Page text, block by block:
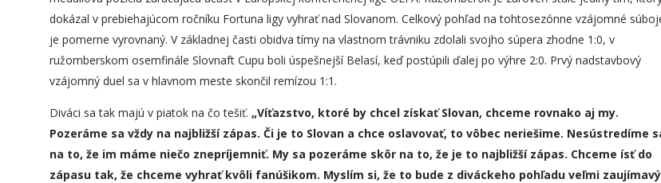
dokázal v prebiehajúcom ročníku Fortuna ligy vyhrať nad Slovanom. Celkový pohľad na tohtosezónne vzájomné
je pomerne vyrovnaný. V základnej časti obidva tímy na vlastnom trávniku zdolali svojho súpera zhodne 1:0, v
ružomberskom osemfinále Slovnaft Cupu boli úspešnejší Belasí, keď postúpili ďalej po výhre 2:0. Prvý nadstavbový
vzájomný duel sa v hlavnom meste skončil remízou 1:1.
Diváci sa tak majú v piatok na čo tešiť. „Víťazstvo, ktoré by chcel získať Slovan, chceme rovnako aj my.
Pozeráme sa vždy na najbližší zápas. Či je to Slovan a chce oslavovať, to vôbec neriešime. Nesústredíme
na to, že im máme niečo znepríjemniť. My sa pozeráme skôr na to, že je to najbližší zápas. Chceme ísť do
zápasu tak, že chceme vyhrať kvôli fanúšikom. Myslím si, že to bude z diváckeho pohľadu veľmi zaujímavý